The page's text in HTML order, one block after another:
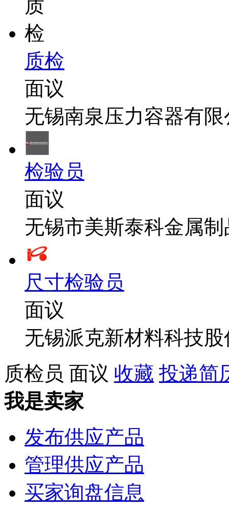
质检
面议
无锡南泉压力容器有限
检验员
面议
无锡市美斯泰科金属
尺寸检验员
面议
无锡派克新材料科技
质检员 面议 收藏 投递简
我是卖家
发布供应产品
管理供应产品
买家询盘信息